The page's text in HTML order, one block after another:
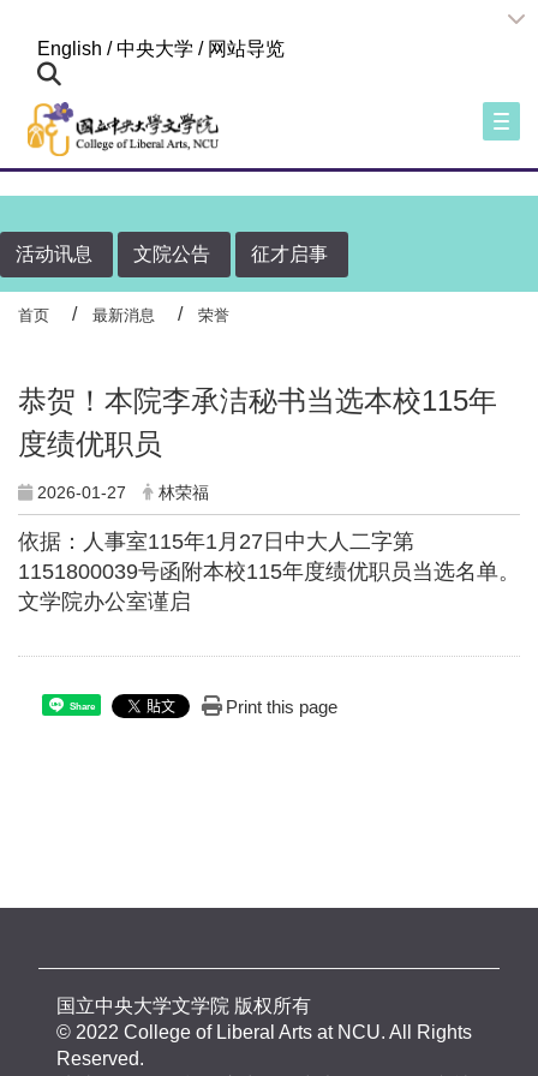
English /中央大学 / 网站导览
活动讯息 文院公告 征才启事
首页 最新消息 荣誉
恭贺！本院李承洁秘书当选本校115年
度绩优职员
2026-01-27 林荣福
依据：人事室115年1月27日中大人二字第
1151800039号函附本校115年度绩优职员当选名单。
文学院办公室谨启
Share Print this page
国立中央大学文学院 版权所有
© 2022 College of Liberal Arts at NCU. All Rights
Reserved.